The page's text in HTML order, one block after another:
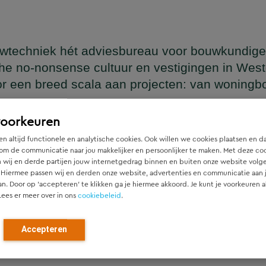
altijd functionele en analytische cookies. Ook willen we cookies plaatsen en
de communicatie naar jou makkelijker en persoonlijker te maken. Met deze
wij en derde partijen jouw internetgedrag binnen en buiten onze website
passen wij en derden onze website, advertenties en communicatie aan
Door op ‘accepteren’ te klikken ga je hiermee akkoord. Je kunt je voorkeuren
er meer over in onscookiebeleid.
Accepteren
hét adviesbureau voor bouwkundige
no-nonsense cultuur en vestigingen in
een breed scala aan projecten: van
die naadloos aansluit op het architectonische ontwerp,
en denken vanaf het eerste moment actief mee met alle
als constructeur zo vroeg mogelijk in de ontwerpfase
constructies — voor zowel nieuwbouw als